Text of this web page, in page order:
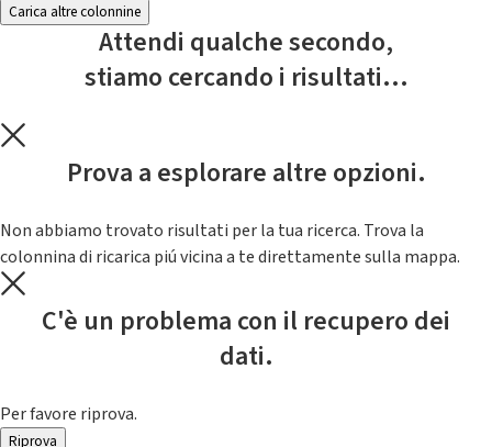
Carica altre colonnine
Attendi qualche secondo,
stiamo cercando i risultati...
Prova a esplorare altre opzioni.
Non abbiamo trovato risultati per la tua ricerca. Trova la
colonnina di ricarica piú vicina a te direttamente sulla mappa.
C'è un problema con il recupero dei
dati.
Per favore riprova.
Riprova